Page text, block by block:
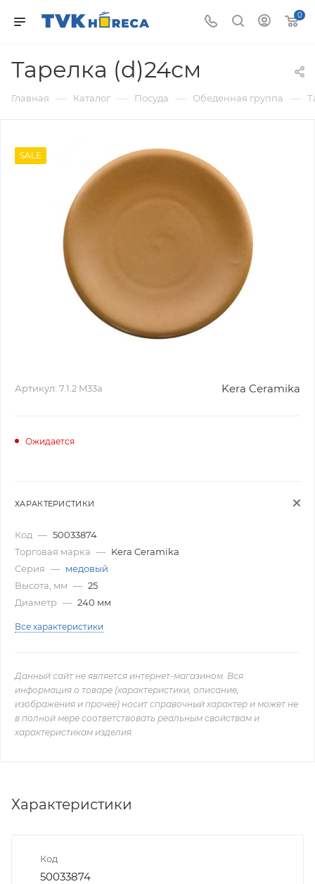
0
Тарелка (d)24см
Главная — Каталог — Посуда — Обеденная группа —
SALE
Артикул: 7.1.2 M33а Kera Ceramika
Ожидается
ХАРАКТЕРИСТИКИ
Код — 50033874
Торговая марка — Kera Ceramika
Серия — медовый
Высота, мм — 25
Диаметр — 240 мм
Все характеристики
Данный сайт не является интернет-магазином. Вся
информация о товаре (характеристики, описание,
изображения и прочее) носит справочный характер и может не
в полной мере соответствовать реальным свойствам и
характеристикам изделия.
Характеристики
Код
50033874